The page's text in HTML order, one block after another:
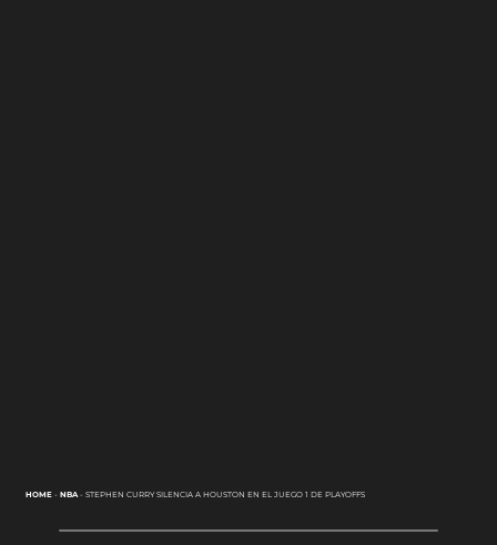
HOME- NBA- STEPHEN CURRY SILENCIA A HOUSTON EN EL JUEGO 1 DE PLAYOFFS